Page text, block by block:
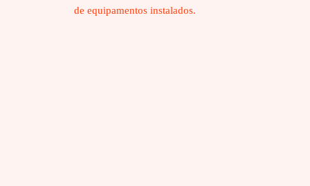
de equipamentos instalados.